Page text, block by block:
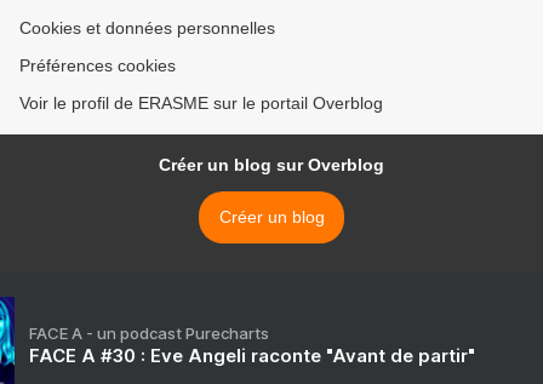
Cookies et données personnelles
Préférences cookies
Voir le profil de ERASME sur le portail Overblog
Créer un blog sur Overblog
Créer un blog
FACE A - un podcast Purecharts
FACE A #30 : Eve Angeli raconte "Avant de partir"